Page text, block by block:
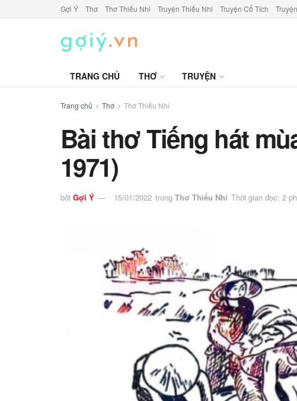
Gợi Ý Thơ Thơ Thiếu Nhi Truyện Thiếu Nhi Truyện Cổ Tích
TRANG CHỦ THƠ TRUYỆN
Trang chủ Thơ Thơ Thiếu Nhi
Bài thơ Tiếng hát
1971)
bởi Gợi Ý 15/01/2022 trong Thơ Thiếu Nhi Thời gian đọc: 2